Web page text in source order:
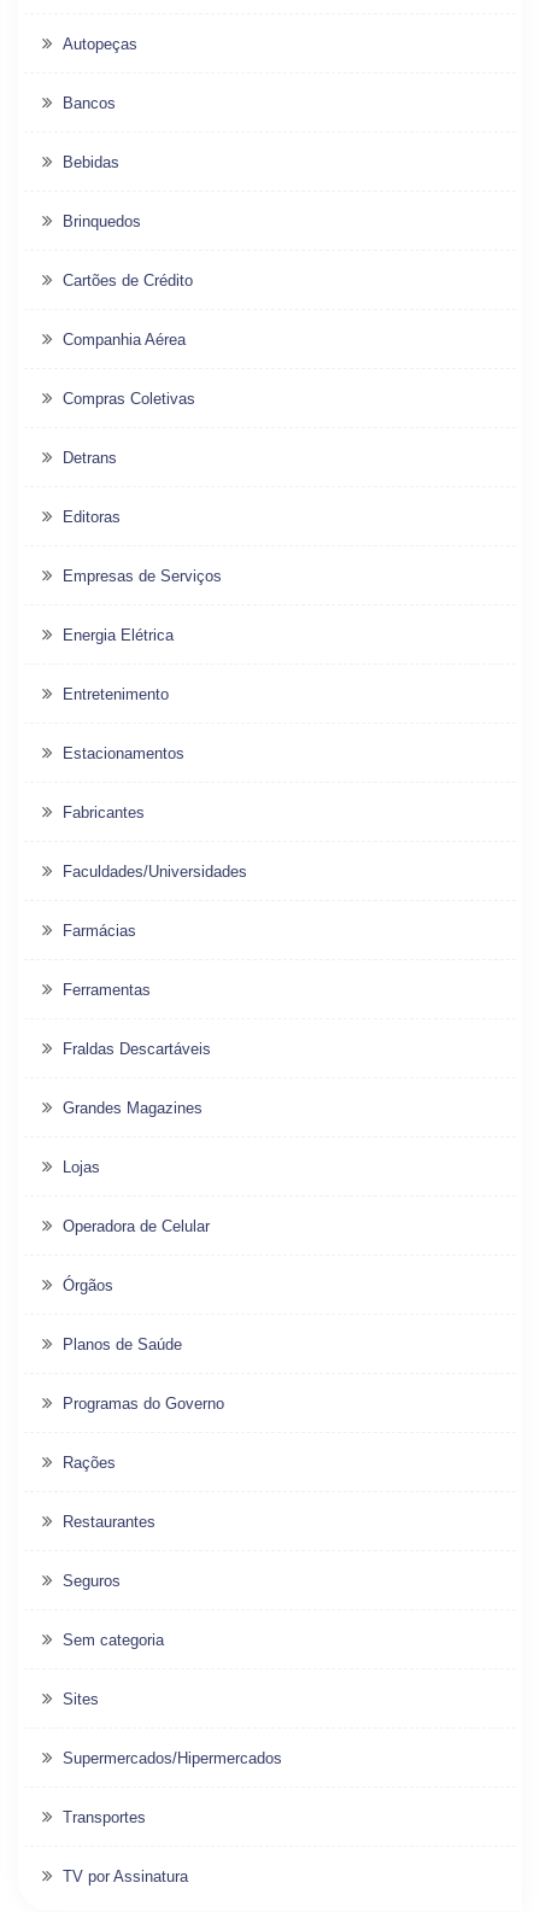
Autopeças
Bancos
Bebidas
Brinquedos
Cartões de Crédito
Companhia Aérea
Compras Coletivas
Detrans
Editoras
Empresas de Serviços
Energia Elétrica
Entretenimento
Estacionamentos
Fabricantes
Faculdades/Universidades
Farmácias
Ferramentas
Fraldas Descartáveis
Grandes Magazines
Lojas
Operadora de Celular
Órgãos
Planos de Saúde
Programas do Governo
Rações
Restaurantes
Seguros
Sem categoria
Sites
Supermercados/Hipermercados
Transportes
TV por Assinatura